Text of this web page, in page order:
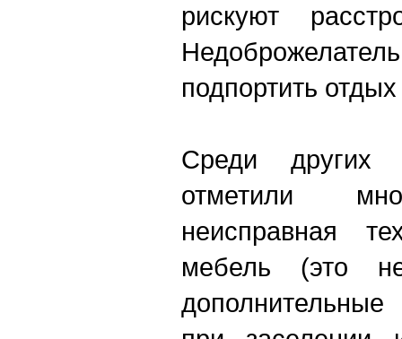
рискуют
подпортить
Среди других
отметили
неисправная
мебель (это